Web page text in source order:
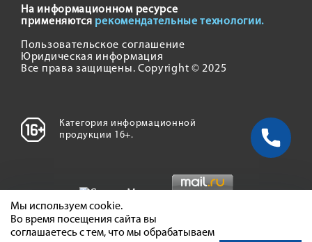
На информационном ресурсе
применяются рекомендательные технологии.
Пользовательское соглашение
Юридическая информация
Все права защищены. Copyright © 2025
Категория информационной
продукции 16+.
Мы используем cookie.
Во время посещения сайта вы
соглашаетесь с тем, что мы обрабатываем